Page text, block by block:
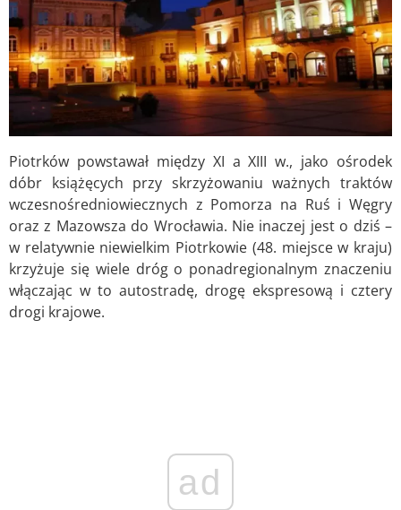
Piotrków powstawał między XI a XIII w., jako ośrodek
dóbr książęcych przy skrzyżowaniu ważnych traktów
wczesnośredniowiecznych z Pomorza na Ruś i Węgry
oraz z Mazowsza do Wrocławia. Nie inaczej jest o dziś –
w relatywnie niewielkim Piotrkowie (48. miejsce w kraju)
krzyżuje się wiele dróg o ponadregionalnym znaczeniu
włączając w to autostradę, drogę ekspresową i cztery
drogi krajowe.
ad